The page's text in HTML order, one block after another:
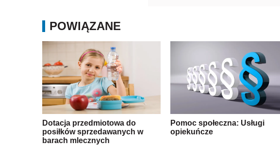
POWIĄZANE
Dotacja przedmiotowa do
posiłków sprzedawanych w
barach mlecznych
Pomoc społeczna: Usługi
opiekuńcze